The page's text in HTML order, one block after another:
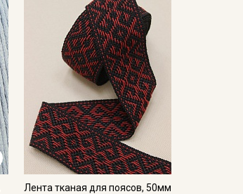
Лента тканая для поясов, 50мм